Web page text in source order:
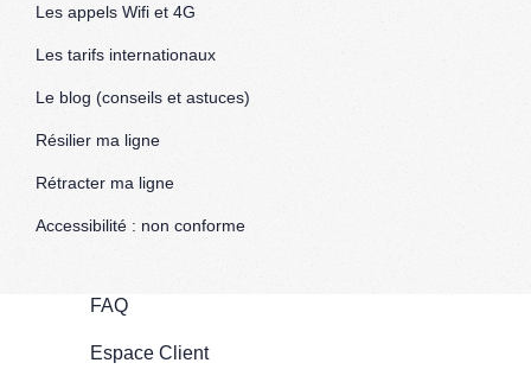
Les appels Wifi et 4G
Les tarifs internationaux
Le blog (conseils et astuces)
Résilier ma ligne
Rétracter ma ligne
Accessibilité : non conforme
FAQ
Espace Client